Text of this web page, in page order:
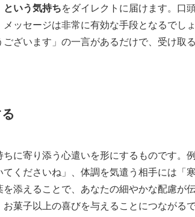
という気持ちをダイレクトに届けます。口
ッセージは非常に有効な手段となるでし
ざいます」の一言があるだけで、受け取
ちに寄り添う心遣いを形にするものです。
くださいね」、体調を気遣う相手には「
添えることで、あなたの細やかな配慮が
菓子以上の喜びを与えることにつながるで